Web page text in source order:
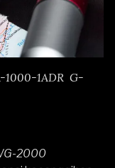
1000-1ADR G-
2000